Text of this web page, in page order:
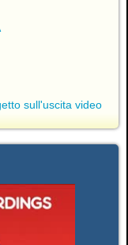
sull'uscita video